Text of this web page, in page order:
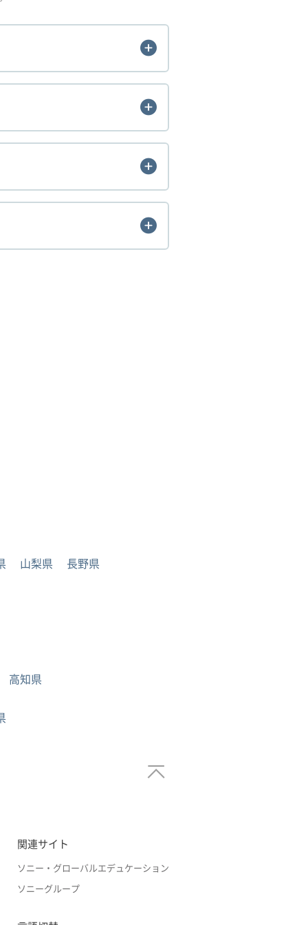
山梨県 長野県
高知県
関連サイト
ソニー・グローバルエデュケーション
ソニーグループ